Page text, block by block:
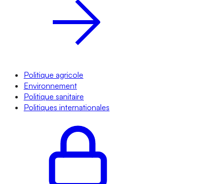
Politique agricole
Environnement
Politique sanitaire
Politiques internationales